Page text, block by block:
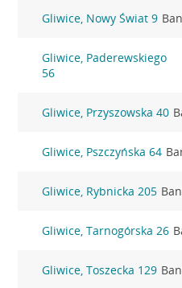
Gliwice, Nowy Świat 9
Gliwice, Paderewskiego
56
Gliwice, Przyszowska 40
Gliwice, Pszczyńska 64
Gliwice, Rybnicka 205
Gliwice, Tarnogórska 26
Gliwice, Toszecka 129